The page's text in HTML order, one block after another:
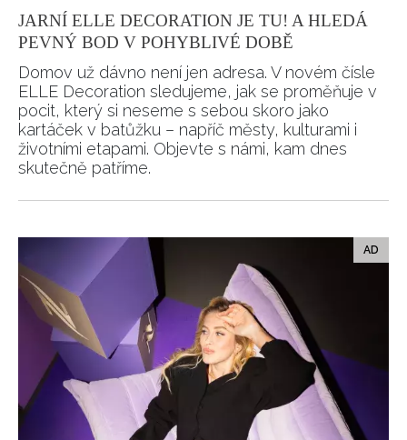
NEWSLETTER
ODESLAT
JARNÍ ELLE DECORATION JE TU! A HLEDÁ
PEVNÝ BOD V POHYBLIVÉ DOBĚ
Domov už dávno není jen adresa. V novém čísle
ELLE Decoration sledujeme, jak se proměňuje v
pocit, který si neseme s sebou skoro jako
kartáček v batůžku – napříč městy, kulturami i
životními etapami. Objevte s námi, kam dnes
skutečně patříme.